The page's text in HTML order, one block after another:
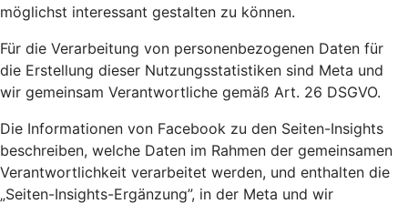
möglichst interessant gestalten zu können.
Für die Verarbeitung von personenbezogenen Daten für
die Erstellung dieser Nutzungsstatistiken sind Meta und
wir gemeinsam Verantwortliche gemäß Art. 26 DSGVO.
Die Informationen von Facebook zu den Seiten-Insights
beschreiben, welche Daten im Rahmen der gemeinsamen
Verantwortlichkeit verarbeitet werden, und enthalten die
„Seiten-Insights-Ergänzung”, in der Meta und wir